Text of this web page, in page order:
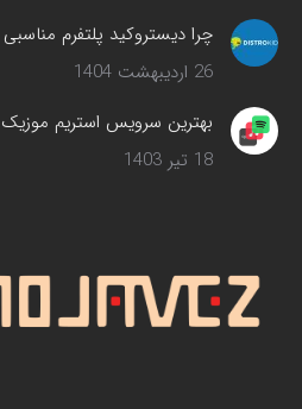
چرا دیستروکید پلتفرم
26 اردیبهشت 1404
بهترین سرویس‌ استریم موزیک در
18 تیر 1403